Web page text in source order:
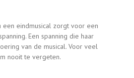
een eindmusical zorgt voor een
Een spanning die haar
van de musical. Voor veel
nooit te vergeten.